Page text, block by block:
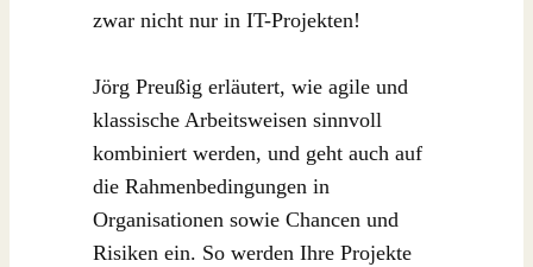
zwar nicht nur in IT-Projekten!
Jörg Preußig erläutert, wie agile und
klassische Arbeitsweisen sinnvoll
kombiniert werden, und geht auch auf
die Rahmenbedingungen in
Organisationen sowie Chancen und
Risiken ein. So werden Ihre Projekte